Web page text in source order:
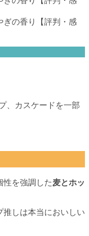
、カスケードを一部
性を強調した麦とホッ
推しは本当においしい